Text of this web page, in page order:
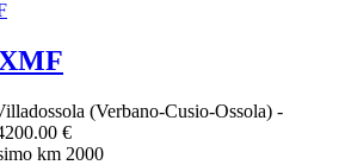
(Verbano-Cusio-Ossola) -
€
km 2000